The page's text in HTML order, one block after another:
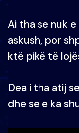
Ai tha se nuk
askush, por
ktë pikë të
Dea i tha atij
dhe se e ka